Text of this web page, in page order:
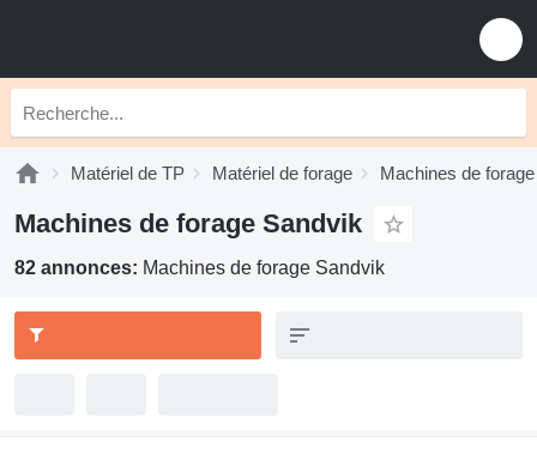
Matériel de TP Matériel de forage Machines de forage
Machines de forage Sandvik
82 annonces: Machines de forage Sandvik